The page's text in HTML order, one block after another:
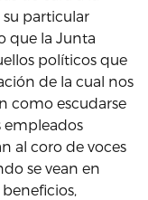
su particular
que la Junta
políticos que
de la cual nos
como escudarse
empleados
al coro de voces
se vean en